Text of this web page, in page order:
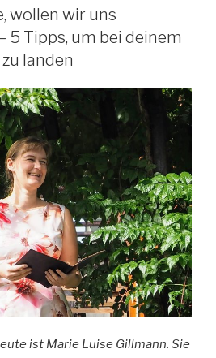
wollen wir uns
5 Tipps, um bei deinem
landen
ist Marie Luise Gillmann. Sie